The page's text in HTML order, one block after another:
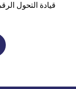
قيادة التحول